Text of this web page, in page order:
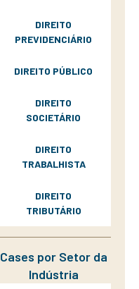
DIREITO
PREVIDENCIÁRIO
DIREITO PÚBLICO
DIREITO
SOCIETÁRIO
DIREITO
TRABALHISTA
DIREITO
TRIBUTÁRIO
Cases por Setor da
Indústria